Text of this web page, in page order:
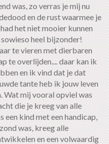
was, zo verras je mij nu
en de rust waarmee je
het niet mooier kunnen
heel bijzonder!
te vieren met dierbaren
te overlijden.... daar kan ik
en ik vind dat je dat
tante heb ik jouw leven
Wat mij vooral opviel was
die je kreeg van alle
een kind met een handicap,
was, kreeg alle
en een volwaardig